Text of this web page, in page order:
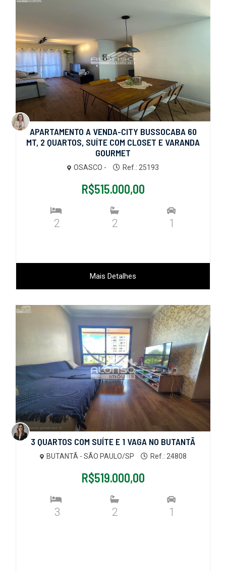
APARTAMENTO A VENDA-CITY BUSSOCABA 60
MT, 2 QUARTOS, SUÍTE COM CLOSET E VARANDA
GOURMET
OSASCO - Ref.: 25193
R$515.000,00
2 2 1
Mais Detalhes
3 QUARTOS COM SUÍTE E 1 VAGA NO BUTANTÃ
BUTANTÃ - SÃO PAULO/SP Ref.: 24808
R$519.000,00
3 2 1